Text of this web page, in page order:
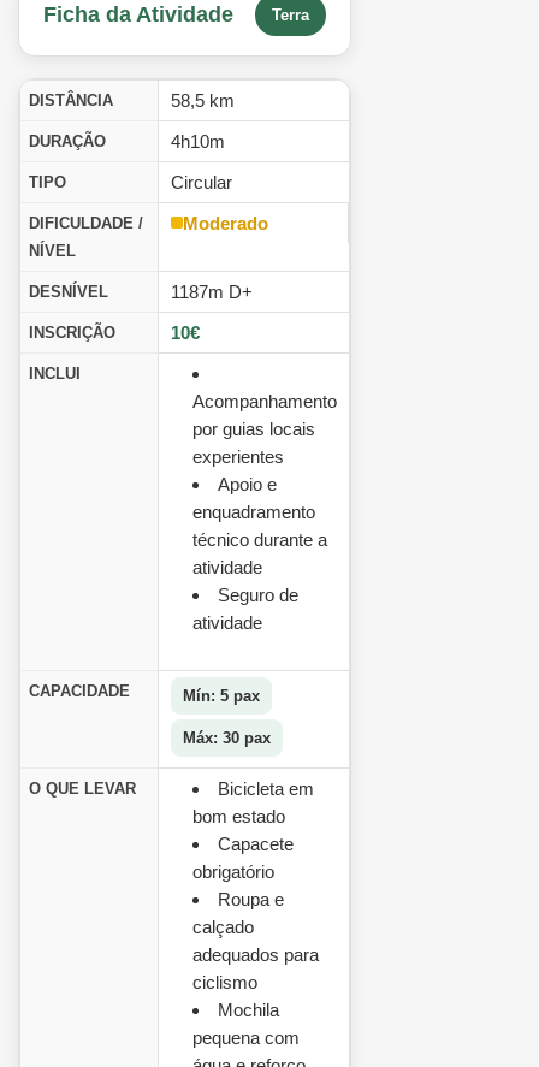
Ficha da Atividade Terra
DISTÂNCIA 58,5 km
DURAÇÃO 4h10m
TIPO Circular
DIFICULDADE /
NÍVEL
Moderado
DESNÍVEL 1187m D+
INSCRIÇÃO 10€
INCLUI
Acompanhamento
por guias locais
experientes
Apoio e
enquadramento
técnico durante a
atividade
Seguro de
atividade
CAPACIDADE Mín: 5 pax
Máx: 30 pax
O QUE LEVAR
Bicicleta em
bom estado
Capacete
obrigatório
Roupa e
calçado
adequados para
ciclismo
Mochila
pequena com